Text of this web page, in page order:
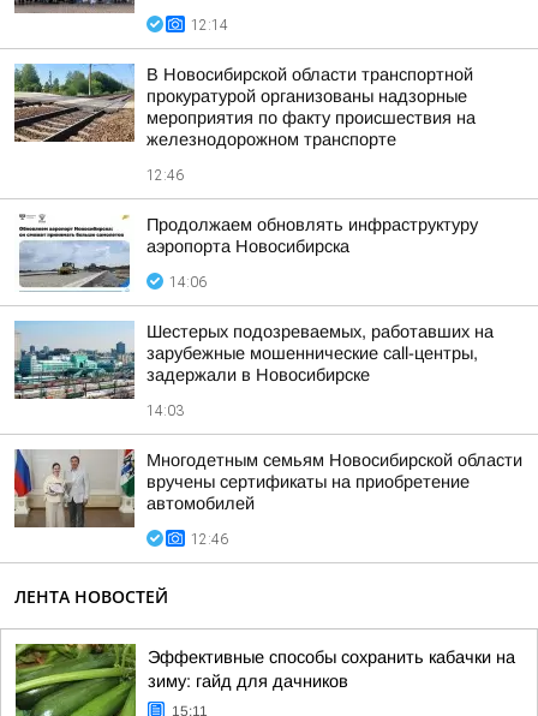
12:14
В Новосибирской области транспортной
прокуратурой организованы надзорные
мероприятия по факту происшествия на
железнодорожном транспорте
12:46
Продолжаем обновлять инфраструктуру
аэропорта Новосибирска
14:06
Шестерых подозреваемых, работавших на
зарубежные мошеннические call-центры,
задержали в Новосибирске
14:03
Многодетным семьям Новосибирской области
вручены сертификаты на приобретение
автомобилей
12:46
ЛЕНТА НОВОСТЕЙ
Эффективные способы сохранить кабачки на
зиму: гайд для дачников
15:11